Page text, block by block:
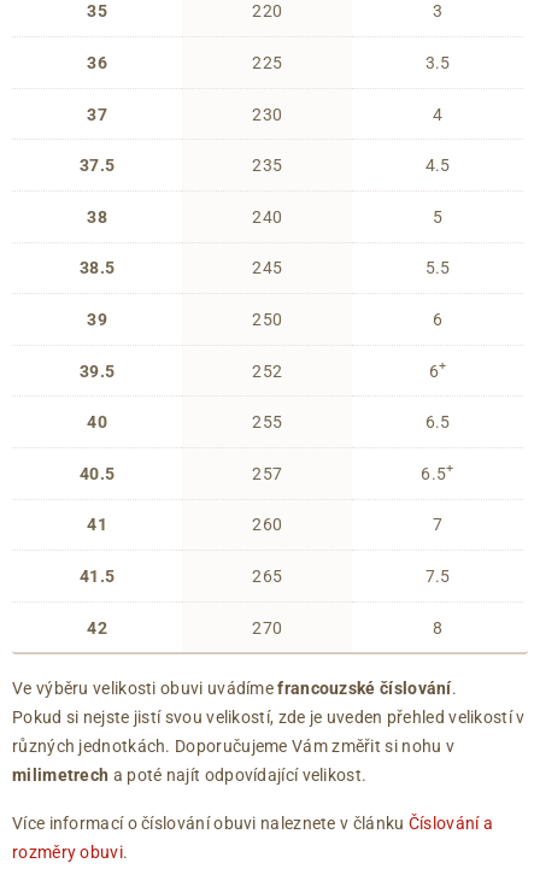
35
36
37
37.5
38
38.5
39
39.5
40
40.5
41
41.5
42
220
225
230
235
240
245
250
252
255
257
260
265
270
3
3.5
4
4.5
5
5.5
6
6+
6.5
6.5+
7
7.5
8
Ve výběru velikosti obuvi uvádímefrancouzské číslování.
Pokud si nejste jistí svou velikostí, zde je uveden přehled velikostí v
různých jednotkách. Doporučujeme Vám změřit si nohu v
milimetrech a poté najít odpovídající velikost.
Více informací o číslování obuvi naleznete v článku Číslování a
rozměry obuvi.